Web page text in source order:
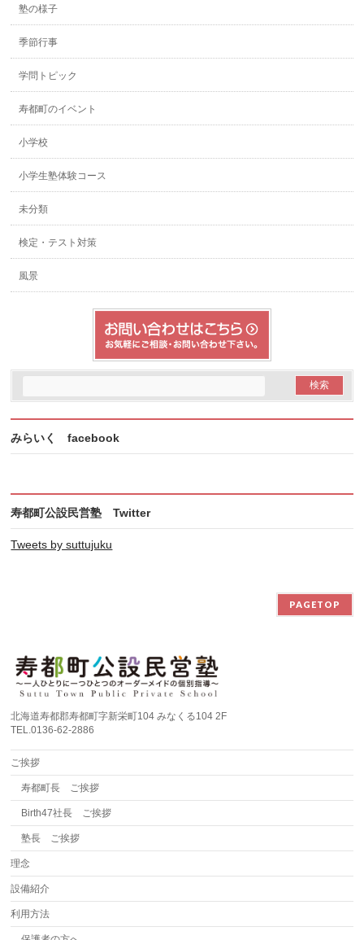
塾の様子
季節行事
学問トピック
寿都町のイベント
小学校
小学生塾体験コース
未分類
検定・テスト対策
風景
みらいく facebook
寿都町公設民営塾 Twitter
Tweets by suttujuku
PAGETOP
北海道寿都郡寿都町字新栄町104 みなくる104 2F
TEL.0136-62-2886
ご挨拶
寿都町長 ご挨拶
Birth47社長 ご挨拶
塾長 ご挨拶
理念
設備紹介
利用方法